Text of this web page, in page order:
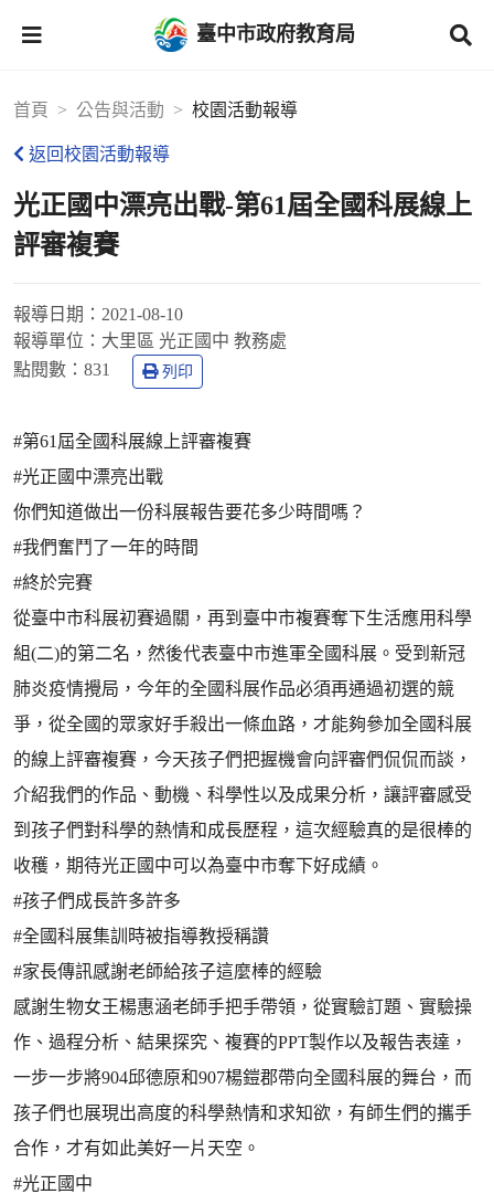
臺中市政府教育局
首頁 公告與活動 校園活動報導
返回校園活動報導
光正國中漂亮出戰-第61屆全國科展線上
評審複賽
報導日期： 2021-08-10
報導單位： 大里區 光正國中 教務處
點閱數： 831 列印
#第61屆全國科展線上評審複賽
#光正國中漂亮出戰
你們知道做出一份科展報告要花多少時間嗎？
#我們奮鬥了一年的時間
#終於完賽
從臺中市科展初賽過關，再到臺中市複賽奪下生活應用科學
組(二)的第二名，然後代表臺中市進軍全國科展。受到新冠
肺炎疫情攪局，今年的全國科展作品必須再通過初選的競
爭，從全國的眾家好手殺出一條血路，才能夠參加全國科展
的線上評審複賽，今天孩子們把握機會向評審們侃侃而談，
介紹我們的作品、動機、科學性以及成果分析，讓評審感受
到孩子們對科學的熱情和成長歷程，這次經驗真的是很棒的
收穫，期待光正國中可以為臺中市奪下好成績。
#孩子們成長許多許多
#全國科展集訓時被指導教授稱讚
#家長傳訊感謝老師給孩子這麼棒的經驗
感謝生物女王楊惠涵老師手把手帶領，從實驗訂題、實驗操
作、過程分析、結果探究、複賽的PPT製作以及報告表達，
一步一步將904邱德原和907楊鎧郡帶向全國科展的舞台，而
孩子們也展現出高度的科學熱情和求知欲，有師生們的攜手
合作，才有如此美好一片天空。
#光正國中